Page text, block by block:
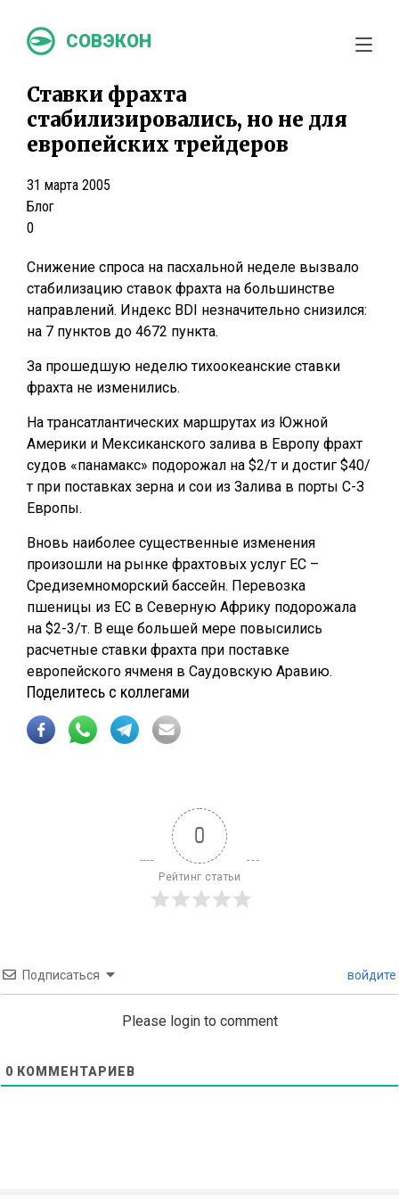
СОВЭКОН
Ставки фрахта
стабилизировались, но не для
европейских трейдеров
31 марта 2005
Блог
0
Снижение спроса на пасхальной неделе вызвало
стабилизацию ставок фрахта на большинстве
направлений. Индекс BDI незначительно снизился:
на 7 пунктов до 4672 пункта.
За прошедшую неделю тихоокеанские ставки
фрахта не изменились.
На трансатлантических маршрутах из Южной
Америки и Мексиканского залива в Европу фрахт
судов «панамакс» подорожал на $2/т и достиг $40/
т при поставках зерна и сои из Залива в порты С-З
Европы.
Вновь наиболее существенные изменения
произошли на рынке фрахтовых услуг ЕС –
Средиземноморский бассейн. Перевозка
пшеницы из ЕС в Северную Африку подорожала
на $2-3/т. В еще большей мере повысились
расчетные ставки фрахта при поставке
европейского ячменя в Саудовскую Аравию.
Поделитесь с коллегами
0
Рейтинг статьи
Подписаться войдите
Please login to comment
0 КОММЕНТАРИЕВ